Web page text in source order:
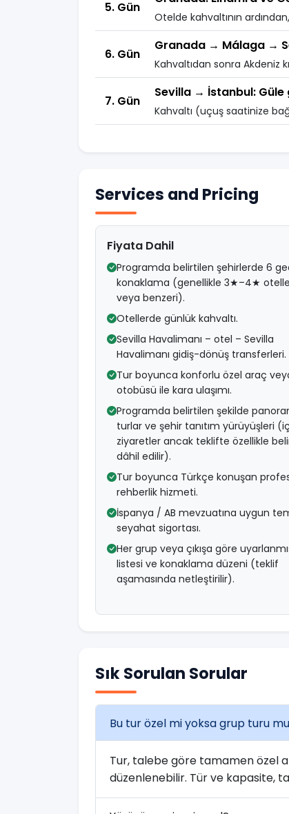
5. Gün
Otelde kahvaltının
6. Gün
Granada → Málaga →
Kahvaltıdan sonra Akdeniz
7. Gün
Sevilla → İstanbul: Güle
Kahvaltı (uçuş saatinize
Services and Pricing
Fiyata Dahil
Programda belirtilen şehirlerde 6
konaklama (genellikle 3★–4★
veya benzeri).
Otellerde günlük kahvaltı.
Sevilla Havalimanı – otel – Sevilla
Havalimanı gidiş-dönüş transferleri.
Tur boyunca konforlu özel araç
otobüsü ile kara ulaşımı.
Programda belirtilen şekilde
turlar ve şehir tanıtım yürüyüşleri (iç
ziyaretler ancak teklifte özellikle
dâhil edilir).
Tur boyunca Türkçe konuşan
rehberlik hizmeti.
İspanya / AB mevzuatına uygun
seyahat sigortası.
Her grup veya çıkışa göre
listesi ve konaklama düzeni (teklif
aşamasında netleştirilir).
Sık Sorulan Sorular
Bu tur özel mi yoksa grup turu
Tur, talebe göre tamamen özel
düzenlenebilir. Tür ve kapasite,